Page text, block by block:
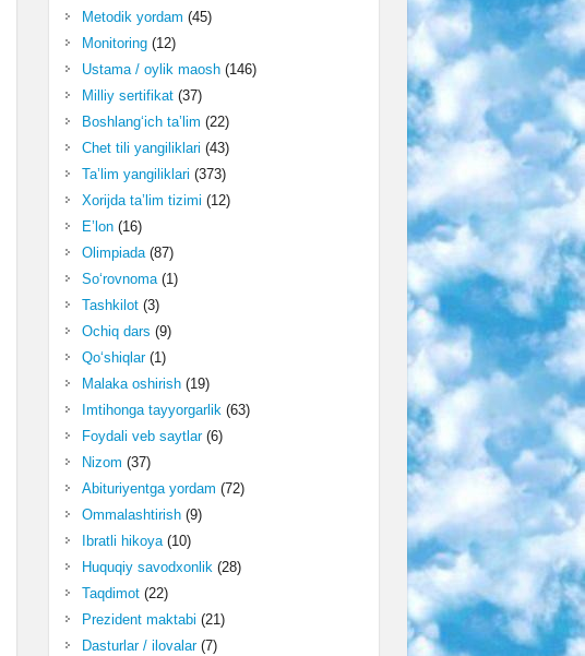
Metodik yordam (45)
Monitoring(12)
Ustama / oylik maosh(146)
Milliy sertifikat(37)
Boshlang‘ich ta’lim (22)
Chet tili yangiliklari (43)
Ta’lim yangiliklari (373)
Xorijda ta’lim tizimi (12)
E’lon(16)
Olimpiada(87)
So‘rovnoma(1)
Tashkilot(3)
Ochiq dars (9)
Qo‘shiqlar(1)
Malaka oshirish(19)
Imtihonga tayyorgarlik(63)
Foydali veb saytlar(6)
Nizom (37)
Abituriyentga yordam (72)
Ommalashtirish(9)
Ibratli hikoya(10)
Huquqiy savodxonlik(28)
Taqdimot(22)
Prezident maktabi (21)
Dasturlar / ilovalar(7)